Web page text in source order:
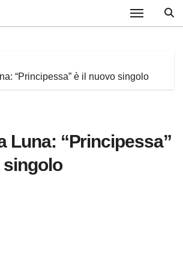
“Principessa” è il nuovo singolo
Luna: “Principessa”
singolo